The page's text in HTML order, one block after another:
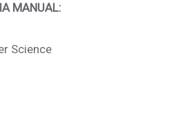
MANUAL:
Science